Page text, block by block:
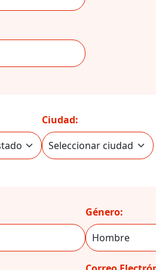
Ciudad:
Género: